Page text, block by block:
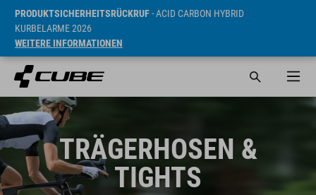
PRODUKTSICHERHEITSRÜCKRUF- ACID CARBON HYBRID
KURBELARME 2026
WEITERE INFORMATIONEN
TRÄGERHOSEN &
TIGHTS